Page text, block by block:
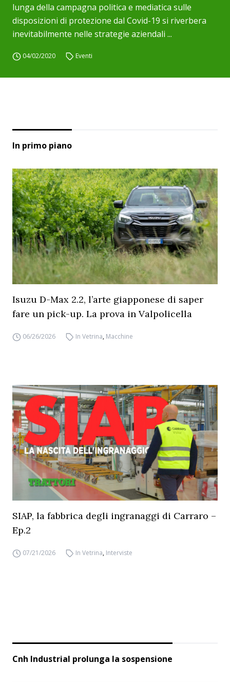
lunga della campagna politica e mediatica sulle
disposizioni di protezione dal Covid-19 si riverbera
inevitabilmente nelle strategie aziendali ...
04/02/2020 Eventi
In primo piano
Isuzu D-Max 2.2, l’arte giapponese di saper
fare un pick-up. La prova in Valpolicella
06/26/2026 In Vetrina, Macchine
SIAP, la fabbrica degli ingranaggi di Carraro –
Ep.2
07/21/2026 In Vetrina, Interviste
Cnh Industrial prolunga la sospensione